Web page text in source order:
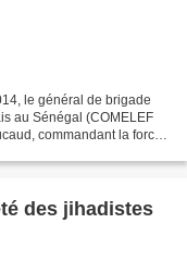
le général de brigade
au Sénégal (COMELEF
commandant la force
des jihadistes